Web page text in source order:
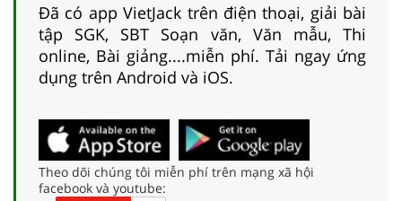
Đã có app VietJack trên điện thoại, giải bài
tập SGK, SBT Soạn văn, Văn mẫu, Thi
online, Bài giảng....miễn phí. Tải ngay ứng
dụng trên Android và iOS.
Theo dõi chúng tôi miễn phí trên mạng xã hội
facebook và youtube: